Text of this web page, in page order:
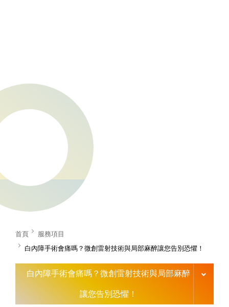
首頁
服務項目
白內障手術會痛嗎？微創雷射技術與局部麻醉讓您告別恐懼！
白內障手術會痛嗎？微創雷射技術與局部麻醉
讓您告別恐懼！